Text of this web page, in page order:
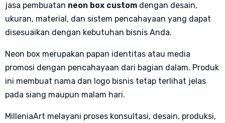
jasa pembuatan neon box custom dengan desain,
ukuran, material, dan sistem pencahayaan yang dapat
disesuaikan dengan kebutuhan bisnis Anda.
Neon box merupakan papan identitas atau media
promosi dengan pencahayaan dari bagian dalam. Produk
ini membuat nama dan logo bisnis tetap terlihat jelas
pada siang maupun malam hari.
MilleniaArt melayani proses konsultasi, desain, produksi,